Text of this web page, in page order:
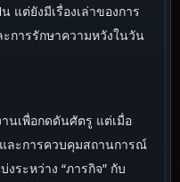
แต่ยังมีเรื่องเล่าของการ
การรักษาความหวังในวัน
นเพื่อกดดันศัตรู แต่เมื่อ
ละการควบคุมสถานการณ์
ระหว่าง “ภารกิจ” กับ